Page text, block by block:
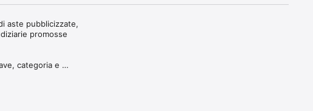
aste pubblicizzate,
promosse
categoria e